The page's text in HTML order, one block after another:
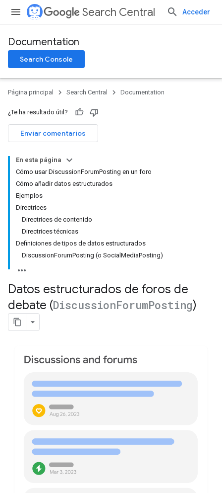
Search Central Acceder
Documentation
Search Console
Página principal Search Central Documentation
¿Te ha resultado útil?
Enviar comentarios
En esta página
Cómo usar DiscussionForumPosting en un foro
Cómo añadir datos estructurados
Ejemplos
Directrices
Directrices de contenido
Directrices técnicas
Definiciones de tipos de datos estructurados
DiscussionForumPosting (o SocialMediaPosting)
Datos estructurados de foros de
debate (DiscussionForumPosting)